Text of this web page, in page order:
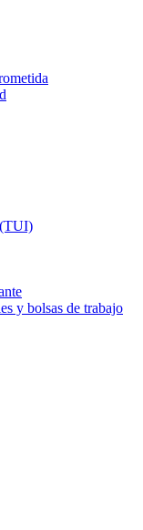
y bolsas de trabajo